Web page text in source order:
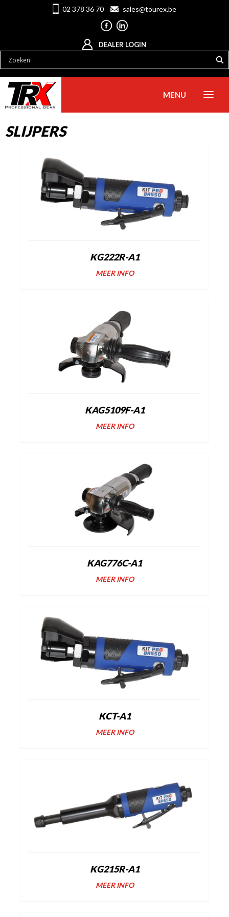
02 378 36 70 sales@tourex.be
DEALER LOGIN
MENU
SLIJPERS
KG222R-A1
MEER INFO
KAG5109F-A1
MEER INFO
KAG776C-A1
MEER INFO
KCT-A1
MEER INFO
KG215R-A1
MEER INFO